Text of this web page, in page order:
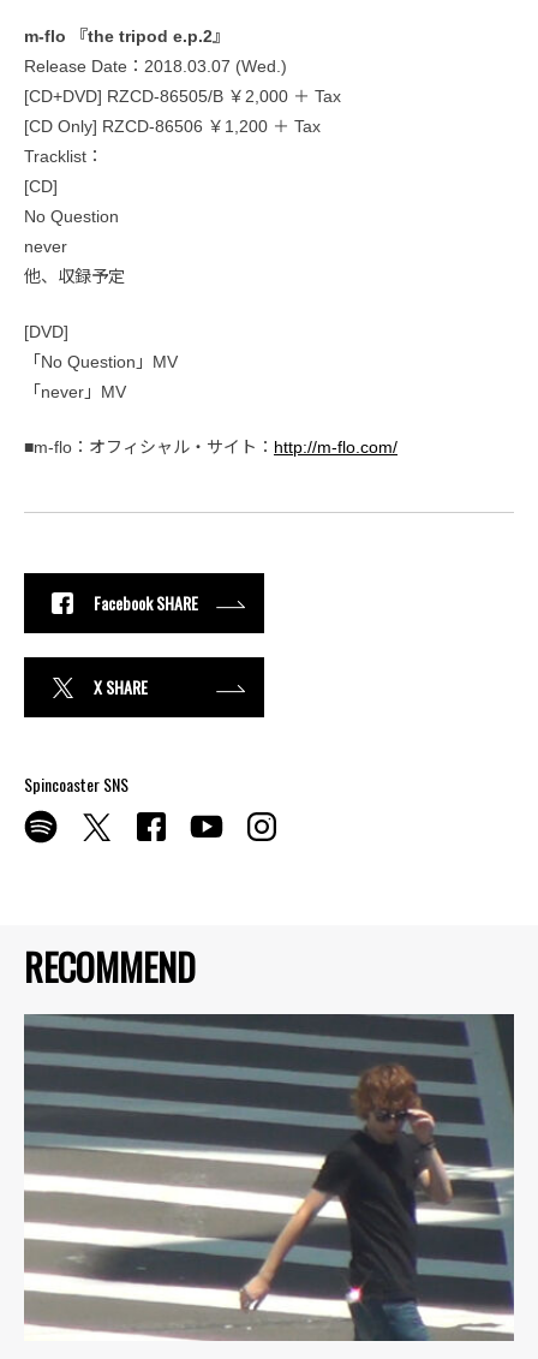
RECOMMEND
m-flo 『the tripod e.p.2』
Release Date：2018.03.07 (Wed.)
[CD+DVD] RZCD-86505/B ￥2,000 ＋ Tax
[CD Only] RZCD-86506 ￥1,200 ＋ Tax
Tracklist：
[CD]
No Question
never
他、収録予定
[DVD]
「No Question」MV
「never」MV
■m-flo：オフィシャル・サイト： http://m-flo.com/
Facebook SHARE
X SHARE
Spincoaster SNS